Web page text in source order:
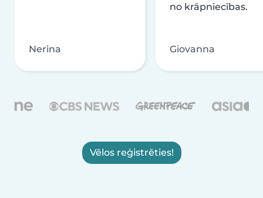
Nerina
no krāpniecības.
Giovanna
Vēlos reģistrēties!